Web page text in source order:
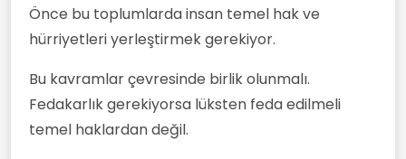
Önce bu toplumlarda insan temel hak ve
hürriyetleri yerleştirmek gerekiyor.
Bu kavramlar çevresinde birlik olunmalı.
Fedakarlık gerekiyorsa lüksten feda edilmeli
temel haklardan değil.